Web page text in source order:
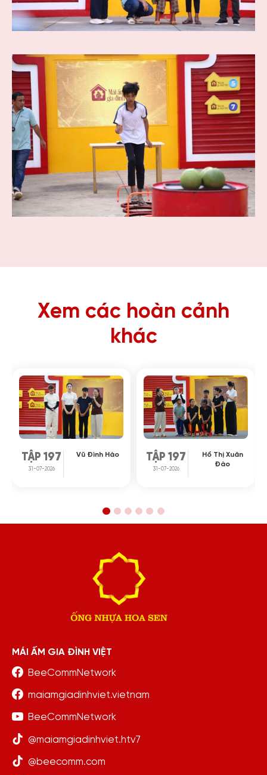
Xem các hoàn cảnh
khác
TẬP 197
31-07-2026
Vũ Đình Hào TẬP 197
31-07-2026
Hồ Thị Xuân
Đào
MÁI ẤM GIA ĐÌNH VIỆT
BeeCommNetwork
maiamgiadinhviet.vietnam
BeeCommNetwork
@maiamgiadinhviet.htv7
@beecomm.com